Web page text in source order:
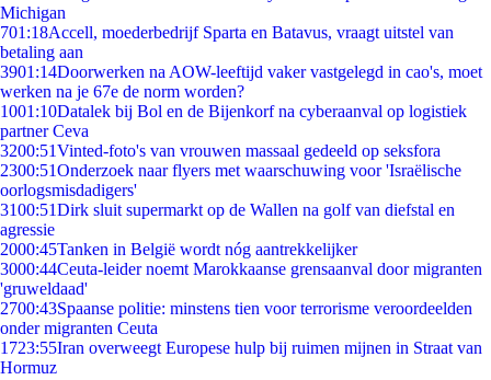
Michigan
701:18Accell, moederbedrijf Sparta en Batavus, vraagt uitstel van
betaling aan
3901:14Doorwerken na AOW-leeftijd vaker vastgelegd in cao's, moet
werken na je 67e de norm worden?
1001:10Datalek bij Bol en de Bijenkorf na cyberaanval op logistiek
partner Ceva
3200:51Vinted-foto's van vrouwen massaal gedeeld op seksfora
2300:51Onderzoek naar flyers met waarschuwing voor 'Israëlische
oorlogsmisdadigers'
3100:51Dirk sluit supermarkt op de Wallen na golf van diefstal en
agressie
2000:45Tanken in België wordt nóg aantrekkelijker
3000:44Ceuta-leider noemt Marokkaanse grensaanval door migranten
'gruweldaad'
2700:43Spaanse politie: minstens tien voor terrorisme veroordeelden
onder migranten Ceuta
1723:55Iran overweegt Europese hulp bij ruimen mijnen in Straat van
Hormuz